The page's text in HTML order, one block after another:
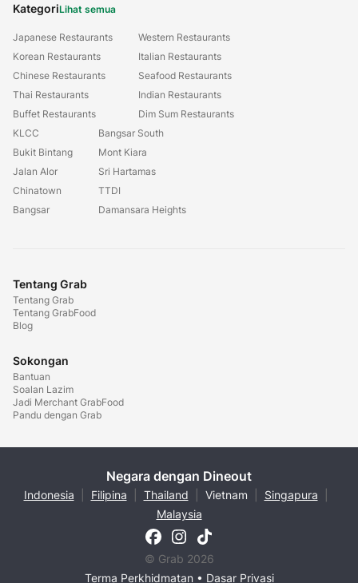
KategoriLihat semua
Japanese Restaurants
Korean Restaurants
Chinese Restaurants
Thai Restaurants
Buffet Restaurants
Western Restaurants
Italian Restaurants
Seafood Restaurants
Indian Restaurants
Dim Sum Restaurants
KLCC
Bukit Bintang
Jalan Alor
Chinatown
Bangsar
Bangsar South
Mont Kiara
Sri Hartamas
TTDI
Damansara Heights
Tentang Grab
Tentang Grab
Tentang GrabFood
Blog
Sokongan
Bantuan
Soalan Lazim
Jadi Merchant GrabFood
Pandu dengan Grab
Negara dengan Dineout
Indonesia Filipina Thailand Vietnam Singapura
Malaysia
© Grab 2026
Terma Perkhidmatan• Dasar Privasi